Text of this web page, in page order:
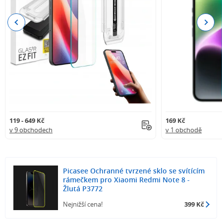
119 - 649 Kč
v 9 obchodech
169 Kč
v 1 obchodě
Previous Next
Picasee Ochranné tvrzené sklo se svítícím
rámečkem pro Xiaomi Redmi Note 8 -
Žlutá P3772
Nejnižší cena! 399 Kč